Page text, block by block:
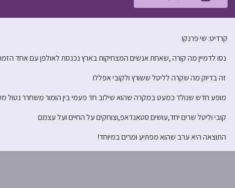
קרדיט: שי פרנקו
נסו לדמיין מה קורה ,שאחת אנשים המצחיקות בארץ נכנסת לאולפן עם אחד
זה בדיוק מה שקרה לליטל ששורץ ולקובי אפללו
מופע חדש שנולד כמעט במקרה שהוא שילוב חד פעמי בין הומור משחרר נטול
קובי וליטל שרים יחד,עושים סטאנדאפ,וצוחקים על החיים ועל עצמם
התוצאה היא ערב שהוא מפתיע ומרים במיוחד!